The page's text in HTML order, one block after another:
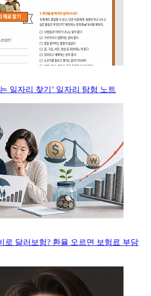
일자리 찾기’ 일자리 탐험 노트
로 달러보험? 환율 오르면 보험료 부담